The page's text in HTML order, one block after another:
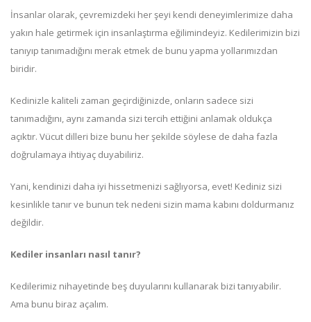
İnsanlar olarak, çevremizdeki her şeyi kendi deneyimlerimize daha
yakın hale getirmek için insanlaştırma eğilimindeyiz. Kedilerimizin bizi
tanıyıp tanımadığını merak etmek de bunu yapma yollarımızdan
biridir.
Kedinizle kaliteli zaman geçirdiğinizde, onların sadece sizi
tanımadığını, aynı zamanda sizi tercih ettiğini anlamak oldukça
açıktır. Vücut dilleri bize bunu her şekilde söylese de daha fazla
doğrulamaya ihtiyaç duyabiliriz.
Yani, kendinizi daha iyi hissetmenizi sağlıyorsa, evet! Kediniz sizi
kesinlikle tanır ve bunun tek nedeni sizin mama kabını doldurmanız
değildir.
Kediler insanları nasıl tanır?
Kedilerimiz nihayetinde beş duyularını kullanarak bizi tanıyabilir.
Ama bunu biraz açalım.